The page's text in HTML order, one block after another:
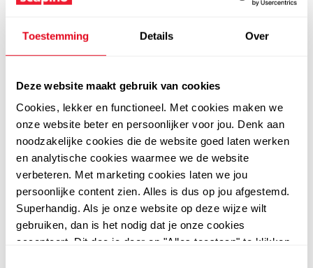
Toestemming Details Over
Deze website maakt gebruik van cookies
Cookies, lekker en functioneel. Met cookies maken we
onze website beter en persoonlijker voor jou. Denk aan
noodzakelijke cookies die de website goed laten werken
en analytische cookies waarmee we de website
verbeteren. Met marketing cookies laten we jou
persoonlijke content zien. Alles is dus op jou afgestemd.
Superhandig. Als je onze website op deze wijze wilt
gebruiken, dan is het nodig dat je onze cookies
accepteert. Dit doe je door op "Alles toestaan" te klikken.